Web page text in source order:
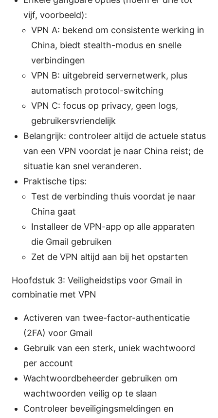
vijf, voorbeeld):
VPN A: bekend om consistente werking in
China, biedt stealth-modus en snelle
verbindingen
VPN B: uitgebreid servernetwerk, plus
automatisch protocol-switching
VPN C: focus op privacy, geen logs,
gebruikersvriendelijk
Belangrijk: controleer altijd de actuele status
van een VPN voordat je naar China reist; de
situatie kan snel veranderen.
Praktische tips:
Test de verbinding thuis voordat je naar
China gaat
Installeer de VPN-app op alle apparaten
die Gmail gebruiken
Zet de VPN altijd aan bij het opstarten
Hoofdstuk 3: Veiligheidstips voor Gmail in
combinatie met VPN
Activeren van twee-factor-authenticatie
(2FA) voor Gmail
Gebruik van een sterk, uniek wachtwoord
per account
Wachtwoordbeheerder gebruiken om
wachtwoorden veilig op te slaan
Controleer beveiligingsmeldingen en